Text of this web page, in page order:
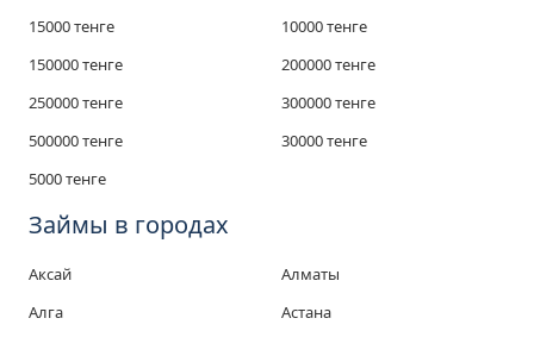
15000 тенге
10000 тенге
150000 тенге
200000 тенге
250000 тенге
300000 тенге
500000 тенге
30000 тенге
5000 тенге
Займы в городах
Аксай
Алматы
Алга
Астана